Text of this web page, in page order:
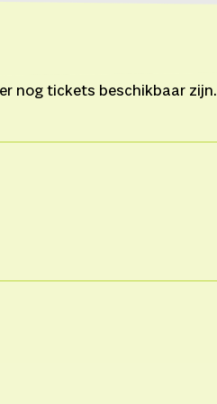
nog tickets beschikbaar zijn.